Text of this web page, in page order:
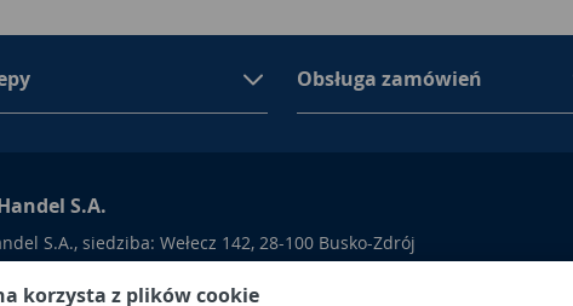
korzysta z plików cookie
Obsługa zamówień
S.A.
S.A., siedziba: Wełecz 142, 28-100 Busko-Zdrój
Przedsiębiorców prowadzonego przez Sąd Rejonowy w